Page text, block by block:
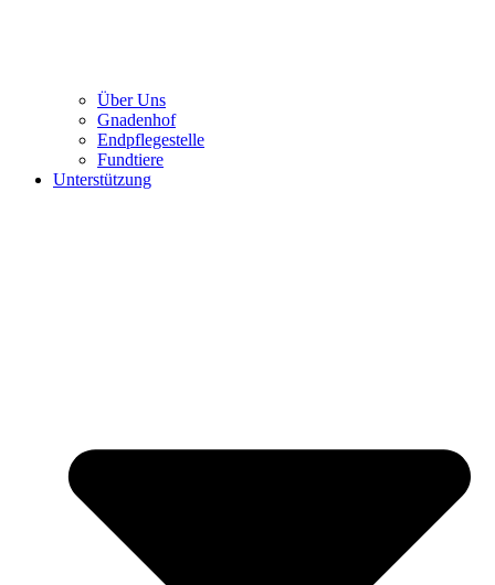
Über Uns
Gnadenhof
Endpflegestelle
Fundtiere
Unterstützung